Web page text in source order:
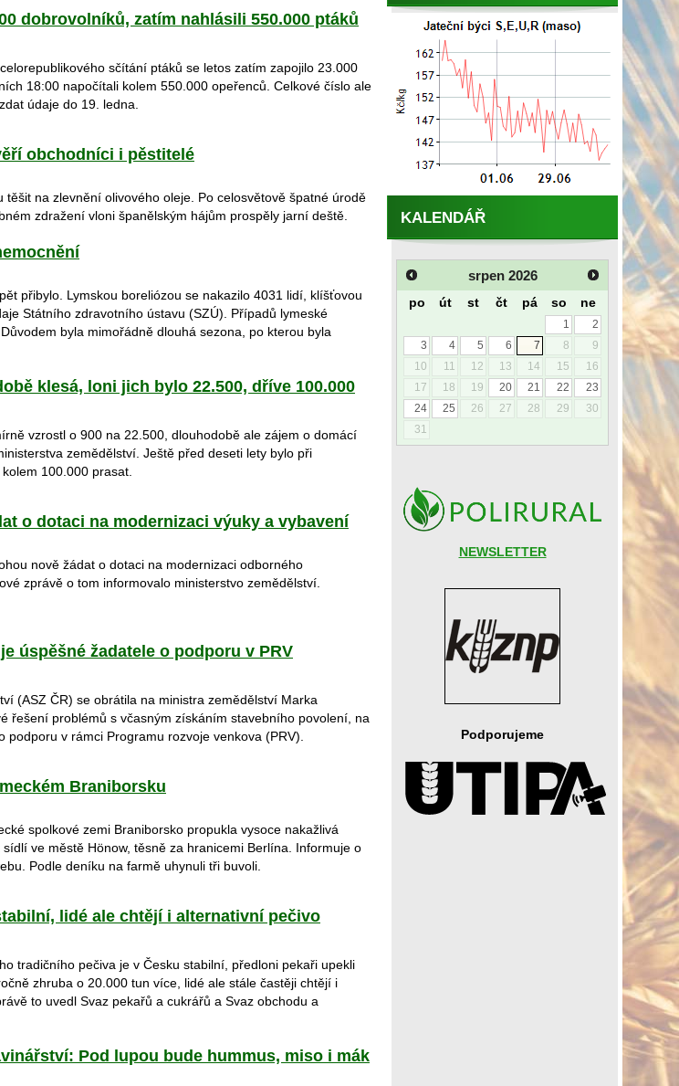
dobrovolníků, zatím nahlásili 550.000 ptáků
sčítání ptáků se letos zatím zapojilo 23.000
18:00 napočítali kolem 550.000 opeřenců. Celkové číslo ale
údaje do 19. ledna.
obchodníci i pěstitelé
na zlevnění olivového oleje. Po celosvětově špatné úrodě
zdražení vloni španělským hájům prospěly jarní deště.
přibylo. Lymskou boreliózou se nakazilo 4031 lidí, klíšťovou
Státního zdravotního ústavu (SZÚ). Případů lymeské
byla mimořádně dlouhá sezona, po kterou byla
klesá, loni jich bylo 22.500, dříve 100.000
vzrostl o 900 na 22.500, dlouhodobě ale zájem o domácí
zemědělství. Ještě před deseti lety bylo při
100.000 prasat.
o dotaci na modernizaci výuky a vybavení
nově žádat o dotaci na modernizaci odborného
zprávě o tom informovalo ministerstvo zemědělství.
úspěšné žadatele o podporu v PRV
(ASZ ČR) se obrátila na ministra zemědělství Marka
řešení problémů s včasným získáním stavebního povolení, na
v rámci Programu rozvoje venkova (PRV).
Braniborsku
spolkové zemi Braniborsko propukla vysoce nakažlivá
ve městě Hönow, těsně za hranicemi Berlína. Informuje o
Podle deníku na farmě uhynuli tři buvoli.
lidé ale chtějí i alternativní pečivo
tradičního pečiva je v Česku stabilní, předloni pekaři upekli
zhruba o 20.000 tun více, lidé ale stále častěji chtějí i
to uvedl Svaz pekařů a cukrářů a Svaz obchodu a
Pod lupou bude hummus, miso i mák
KALENDÁŘ
srpen 2026
po út st čt pá so ne
1
2
3
4 5 6 7 8
9
10
11 12 13 14 15
16
17
18 19 20 21 22
23
24
25 26 27 28 29
30
31
NEWSLETTER
Podporujeme